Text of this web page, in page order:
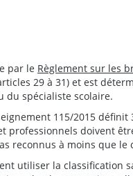
par le Règlement sur les
29 à 31) et est
du spécialiste scolaire.
115/2015
professionnels doivent
reconnus à moins que
utiliser la classification